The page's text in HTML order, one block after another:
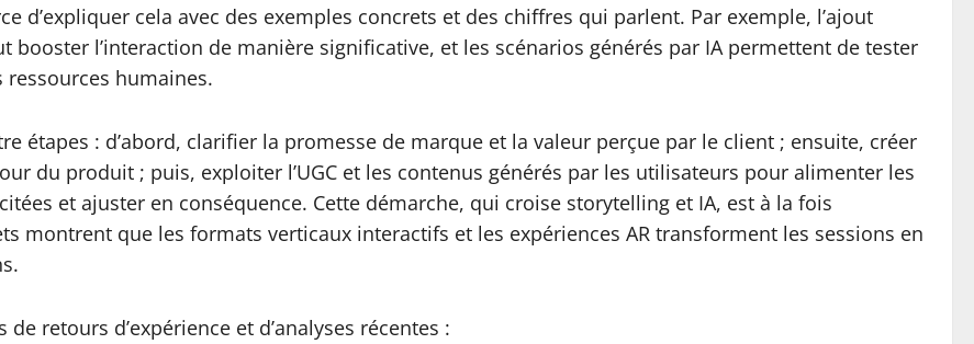
d’expliquer cela avec des exemples concrets et des chiffres qui parlent. Par exemple, l’ajout
booster l’interaction de manière significative, et les scénarios générés par IA permettent de tester
humaines.
étapes : d’abord, clarifier la promesse de marque et la valeur perçue par le client ; ensuite, créer
du produit ; puis, exploiter l’UGC et les contenus générés par les utilisateurs pour alimenter les
et ajuster en conséquence. Cette démarche, qui croise storytelling et IA, est à la fois
montrent que les formats verticaux interactifs et les expériences AR transforment les sessions en
retours d’expérience et d’analyses récentes :